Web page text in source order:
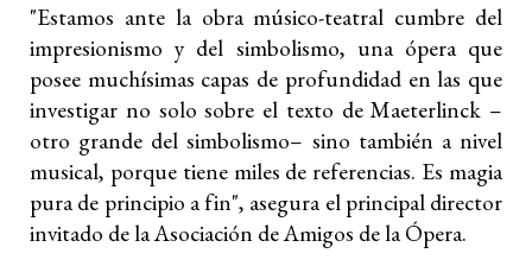
"Estamos ante la obra músico-teatral cumbre del
impresionismo y del simbolismo, una ópera que
posee muchísimas capas de profundidad en las que
investigar no solo sobre el texto de Maeterlinck –
otro grande del simbolismo– sino también a nivel
musical, porque tiene miles de referencias. Es magia
pura de principio a fin", asegura el principal director
invitado de la Asociación de Amigos de la Ópera.